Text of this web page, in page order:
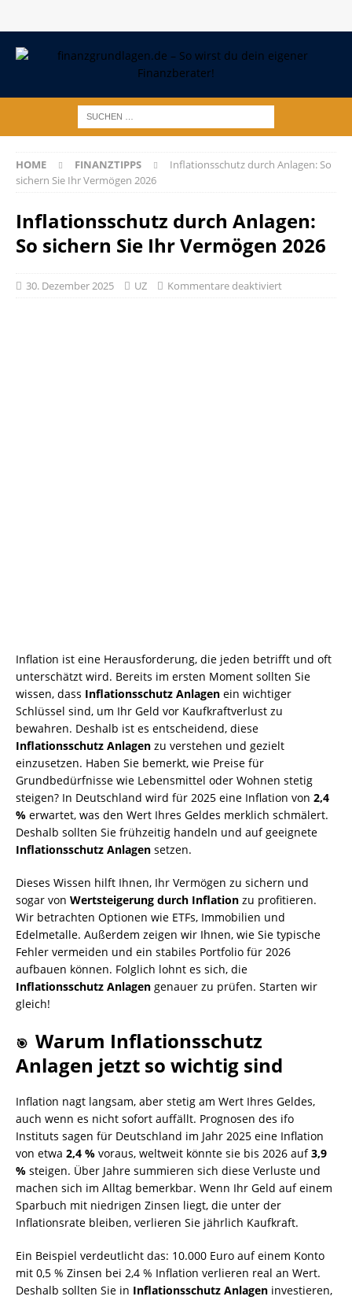
HOME FINANZTIPPS
Inflationsschutz durch Anlagen: So
sichern Sie Ihr Vermögen 2026
Inflationsschutz durch Anlagen:
So sichern Sie Ihr Vermögen 2026
30. Dezember 2025 UZ Kommentare deaktiviert
Inflation ist eine Herausforderung, die jeden betrifft und oft
unterschätzt wird. Bereits im ersten Moment sollten Sie
wissen, dass Inflationsschutz Anlagen ein wichtiger
Schlüssel sind, um Ihr Geld vor Kaufkraftverlust zu
bewahren. Deshalb ist es entscheidend, diese
Inflationsschutz Anlagen zu verstehen und gezielt
einzusetzen. Haben Sie bemerkt, wie Preise für
Grundbedürfnisse wie Lebensmittel oder Wohnen stetig
steigen? In Deutschland wird für 2025 eine Inflation von 2,4
% erwartet, was den Wert Ihres Geldes merklich schmälert.
Deshalb sollten Sie frühzeitig handeln und auf geeignete
Inflationsschutz Anlagen setzen.
Dieses Wissen hilft Ihnen, Ihr Vermögen zu sichern und
sogar von Wertsteigerung durch Inflation zu profitieren.
Wir betrachten Optionen wie ETFs, Immobilien und
Edelmetalle. Außerdem zeigen wir Ihnen, wie Sie typische
Fehler vermeiden und ein stabiles Portfolio für 2026
aufbauen können. Folglich lohnt es sich, die
Inflationsschutz Anlagen genauer zu prüfen. Starten wir
gleich!
🎯 Warum Inflationsschutz
Anlagen jetzt so wichtig sind
Inflation nagt langsam, aber stetig am Wert Ihres Geldes,
auch wenn es nicht sofort auffällt. Prognosen des ifo
Instituts sagen für Deutschland im Jahr 2025 eine Inflation
von etwa 2,4 % voraus, weltweit könnte sie bis 2026 auf3,9
% steigen. Über Jahre summieren sich diese Verluste und
machen sich im Alltag bemerkbar. Wenn Ihr Geld auf einem
Sparbuch mit niedrigen Zinsen liegt, die unter der
Inflationsrate bleiben, verlieren Sie jährlich Kaufkraft.
Ein Beispiel verdeutlicht das: 10.000 Euro auf einem Konto
mit 0,5 % Zinsen bei 2,4 % Inflation verlieren real an Wert.
Deshalb sollten Sie in Inflationsschutz Anlagen investieren,